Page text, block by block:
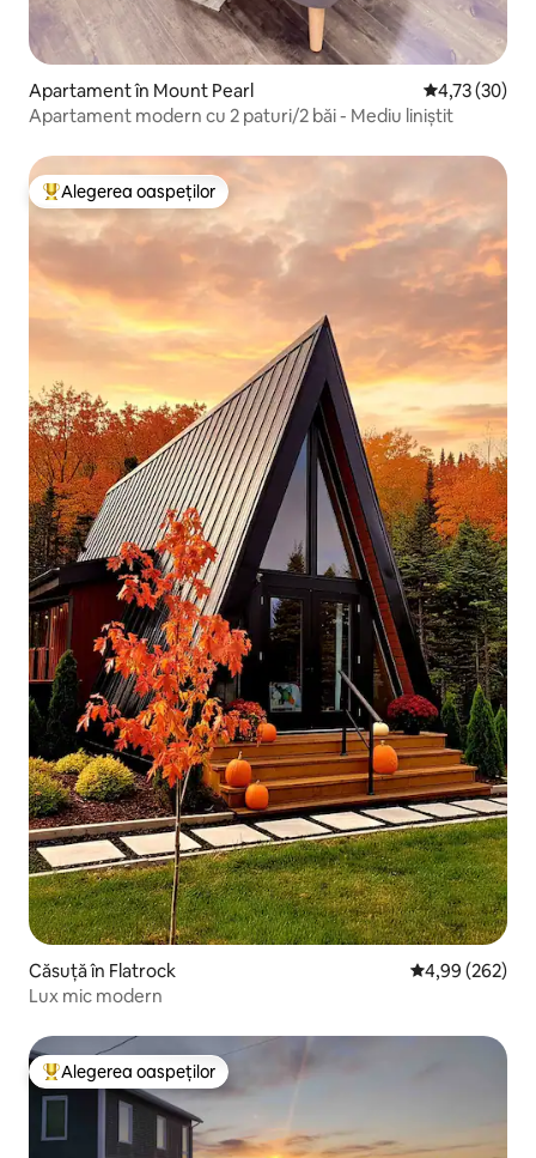
Apartament în Mount Pearl Scor mediu
4,73 (30)
Apartament modern cu 2 paturi/2 băi - Mediu liniștit
Locuință din topul categoriei Alegerea oaspeților
Alegerea oaspeților
Căsuță în Flatrock Scor mediu de
4,99 (262)
Lux mic modern
Locuință din topul categoriei Alegerea oaspeților
Alegerea oaspeților